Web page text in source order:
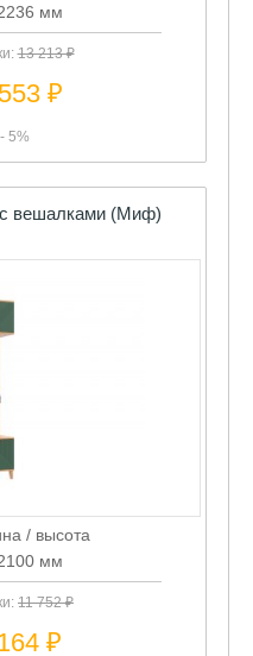
мм
13 213 ₽
₽
5%
вешалками (Миф)
/ высота
мм
11 752 ₽
₽